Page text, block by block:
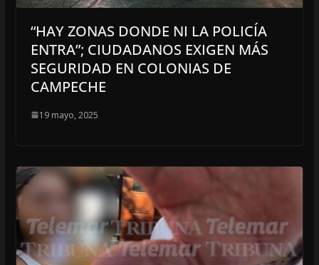
“HAY ZONAS DONDE NI LA POLICÍA
ENTRA”; CIUDADANOS EXIGEN MÁS
SEGURIDAD EN COLONIAS DE
CAMPECHE
19 mayo, 2025